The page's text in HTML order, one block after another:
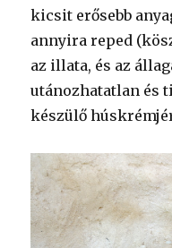
kicsit erősebb
annyira reped
az illata, és az
utánozhatatlan és
készülő